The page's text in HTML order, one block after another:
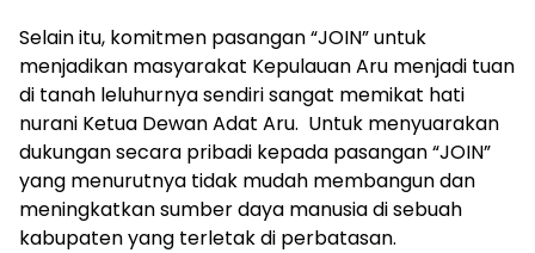
Selain itu, komitmen pasangan “JOIN” untuk
menjadikan masyarakat Kepulauan Aru menjadi tuan
di tanah leluhurnya sendiri sangat memikat hati
nurani Ketua Dewan Adat Aru. Untuk menyuarakan
dukungan secara pribadi kepada pasangan “JOIN”
yang menurutnya tidak mudah membangun dan
meningkatkan sumber daya manusia di sebuah
kabupaten yang terletak di perbatasan.